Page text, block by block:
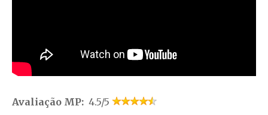
Avaliação MP: 4.5/5